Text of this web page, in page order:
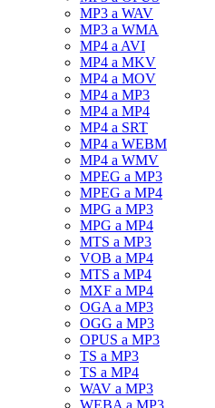
MP3 a WAV
MP3 a WMA
MP4 a AVI
MP4 a MKV
MP4 a MOV
MP4 a MP3
MP4 a MP4
MP4 a SRT
MP4 a WEBM
MP4 a WMV
MPEG a MP3
MPEG a MP4
MPG a MP3
MPG a MP4
MTS a MP3
VOB a MP4
MTS a MP4
MXF a MP4
OGA a MP3
OGG a MP3
OPUS a MP3
TS a MP3
TS a MP4
WAV a MP3
WEBA a MP3